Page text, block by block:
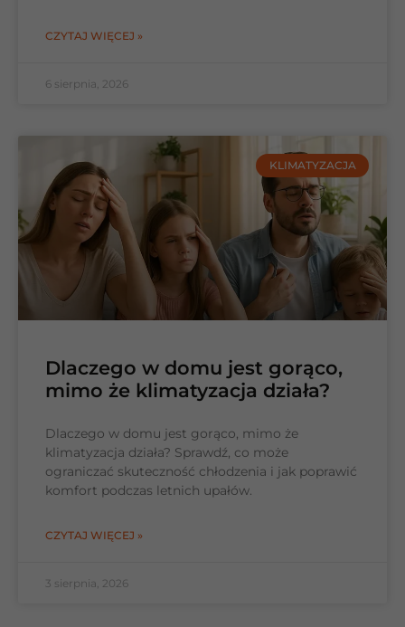
CZYTAJ WIĘCEJ »
6 sierpnia, 2026
KLIMATYZACJA
Dlaczego w domu jest gorąco,
mimo że klimatyzacja działa?
Dlaczego w domu jest gorąco, mimo że
klimatyzacja działa? Sprawdź, co może
ograniczać skuteczność chłodzenia i jak poprawić
komfort podczas letnich upałów.
CZYTAJ WIĘCEJ »
3 sierpnia, 2026